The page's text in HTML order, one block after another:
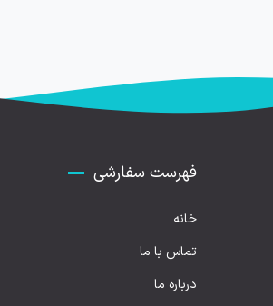
فهرست سفارشی
خانه
تماس با ما
درباره ما